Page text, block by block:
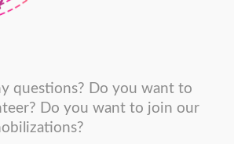
questions? Do you want to
Do you want to join our